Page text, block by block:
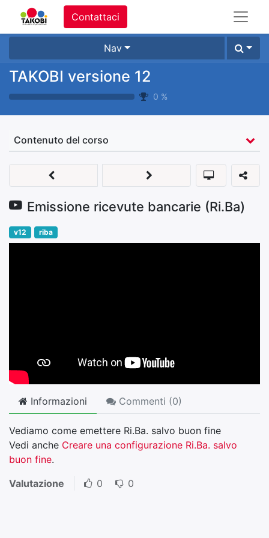
Contattaci
Nav
TAKOBI versione 12
0 %
Contenuto del corso
Emissione ricevute bancarie (Ri.Ba)
v12 riba
Informazioni Commenti (0)
Vediamo come emettere Ri.Ba. salvo buon fine
Vedi anche Creare una configurazione Ri.Ba. salvo
buon fine.
Valutazione
0 0